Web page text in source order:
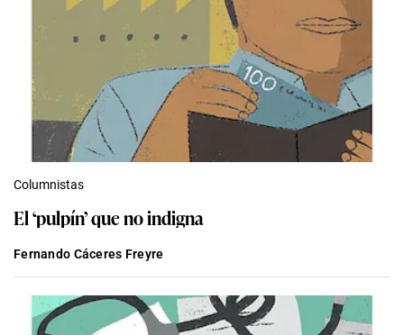
Columnistas
El ‘pulpín’ que no indigna
Fernando Cáceres Freyre